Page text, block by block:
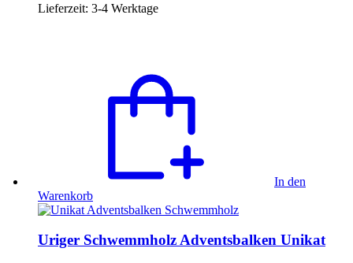
Lieferzeit: 3-4 Werktage
In den
Warenkorb
Uriger Schwemmholz Adventsbalken Unikat